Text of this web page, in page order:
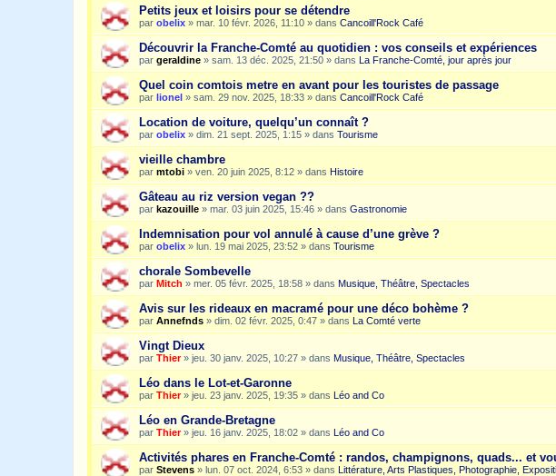
Petits jeux et loisirs pour se détendre
par obelix » mar. 10 févr. 2026, 11:10 » dans Cancoill'Rock Café
Découvrir la Franche-Comté au quotidien : vos conseils et expériences
par geraldine » sam. 13 déc. 2025, 21:50 » dans La Franche-Comté, jour après jour
Quel coin comtois metre en avant pour les touristes de passage
par lionel » sam. 29 nov. 2025, 18:33 » dans Cancoill'Rock Café
Location de voiture, quelqu’un connaît ?
par obelix » dim. 21 sept. 2025, 1:15 » dans Tourisme
vieille chambre
par mtobi » ven. 20 juin 2025, 8:12 » dans Histoire
Gâteau au riz version vegan ??
par kazouille » mar. 03 juin 2025, 15:46 » dans Gastronomie
Indemnisation pour vol annulé à cause d’une grève ?
par obelix » lun. 19 mai 2025, 23:52 » dans Tourisme
chorale Sombevelle
par Mitch » mer. 05 févr. 2025, 18:58 » dans Musique, Théâtre, Spectacles
Avis sur les rideaux en macramé pour une déco bohème ?
par Annefnds » dim. 02 févr. 2025, 0:47 » dans La Comté verte
Vingt Dieux
par Thier» jeu. 30 janv. 2025, 10:27 » dans Musique, Théâtre, Spectacles
Léo dans le Lot-et-Garonne
par Thier» jeu. 23 janv. 2025, 19:35 » dans Léo and Co
Léo en Grande-Bretagne
par Thier» jeu. 16 janv. 2025, 18:02 » dans Léo and Co
Activités phares en Franche-Comté : randos, champignons, quads... et
par Stevens » lun. 07 oct. 2024, 6:53 » dans Littérature, Arts Plastiques, Photographie,